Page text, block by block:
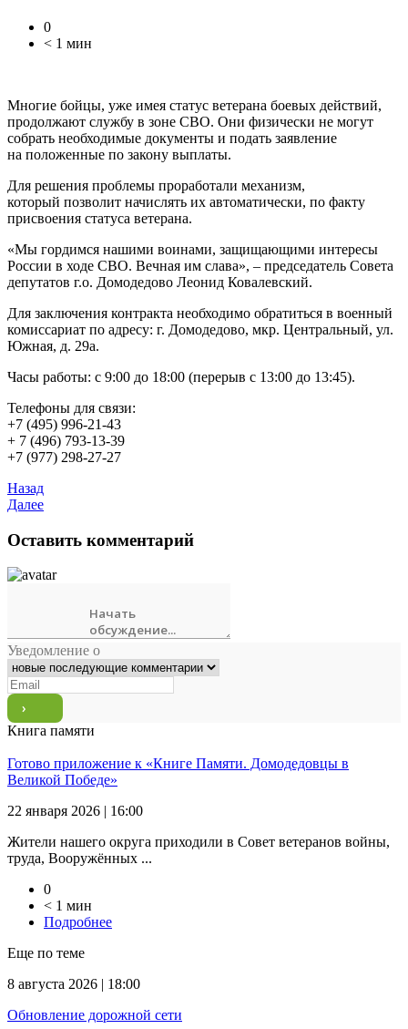
0
< 1 мин
Многие бойцы, уже имея статус ветерана боевых действий,
продолжают службу в зоне СВО. Они физически не могут
собрать необходимые документы и подать заявление
на положенные по закону выплаты.
Для решения проблемы проработали механизм,
который позволит начислять их автоматически, по факту
присвоения статуса ветерана.
«Мы гордимся нашими воинами, защищающими интересы
России в ходе СВО. Вечная им слава», – председатель Совета
депутатов г.о. Домодедово Леонид Ковалевский.
Для заключения контракта необходимо обратиться в военный
комиссариат по адресу: г. Домодедово, мкр. Центральный, ул.
Южная, д. 29а.
Часы работы: с 9:00 до 18:00 (перерыв с 13:00 до 13:45).
Телефоны для связи:
+7 (495) 996-21-43
+ 7 (496) 793-13-39
+7 (977) 298-27-27
Назад
Далее
Оставить комментарий
Уведомление о
Книга памяти
Готово приложение к «Книге Памяти. Домодедовцы в
Великой Победе»
22 января 2026 | 16:00
Жители нашего округа приходили в Совет ветеранов войны,
труда, Вооружённых ...
0
< 1 мин
Подробнее
Еще по теме
8 августа 2026 | 18:00
Обновление дорожной сети